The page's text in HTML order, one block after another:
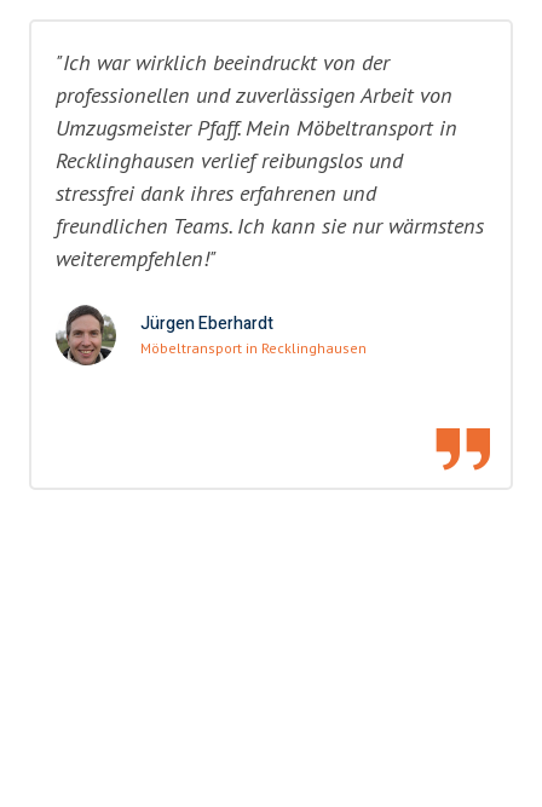
"Ich war wirklich beeindruckt von der
professionellen und zuverlässigen Arbeit von
Umzugsmeister Pfaff. Mein Möbeltransport in
Recklinghausen verlief reibungslos und
stressfrei dank ihres erfahrenen und
freundlichen Teams. Ich kann sie nur wärmstens
weiterempfehlen!"
Jürgen Eberhardt
Möbeltransport in Recklinghausen